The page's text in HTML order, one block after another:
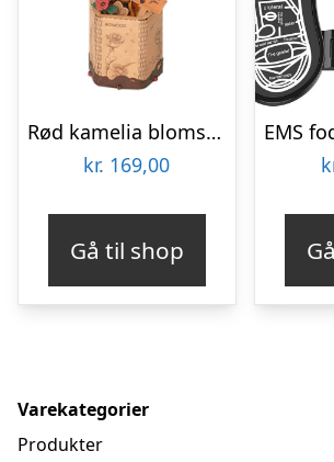
Rød kamelia blomst 3D-puslespil fra Rowoodâ¢ (TW031)
kr. 169,00
Gå til shop
Varekategorier
Produkter